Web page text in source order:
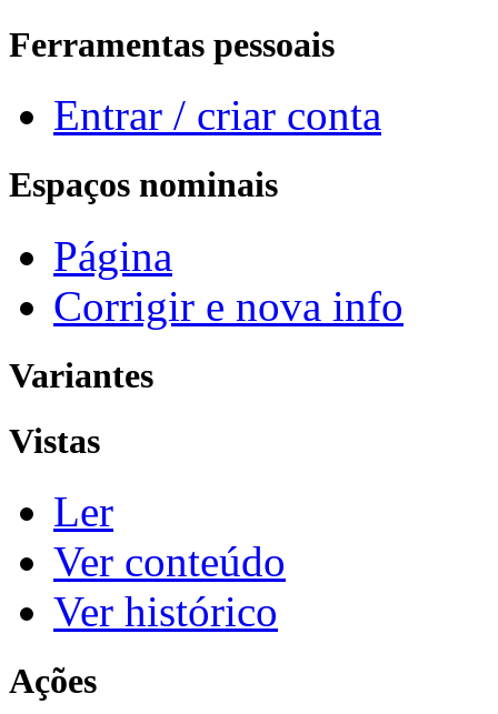
Ferramentas pessoais
Entrar / criar conta
Espaços nominais
Página
Corrigir e nova info
Variantes
Vistas
Ler
Ver conteúdo
Ver histórico
Ações